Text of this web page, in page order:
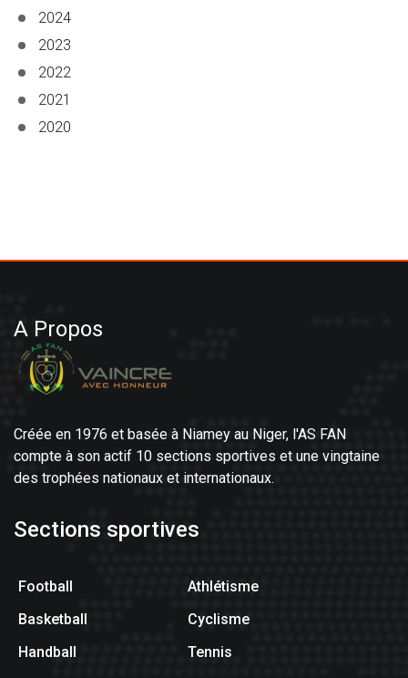
2024
2023
2022
2021
2020
A Propos
Créée en 1976 et basée à Niamey au Niger, l'AS FAN
compte à son actif 10 sections sportives et une vingtaine
des trophées nationaux et internationaux.
Sections sportives
Football
Basketball
Handball
Athlétisme
Cyclisme
Tennis